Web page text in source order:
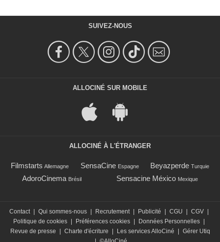
SUIVEZ-NOUS
ALLOCINÉ SUR MOBILE
ALLOCINÉ À L'ÉTRANGER
Filmstarts Allemagne SensaCine Espagne Beyazperde Turquie
AdoroCinema Brésil Sensacine México Mexique
Contact Qui sommes-nous Recrutement Publicité CGU CGV
Politique de cookies
Préférences cookies Données Personnelles
Revue de presse
Charte d'écriture Les services AlloCiné
Gérer Utiq